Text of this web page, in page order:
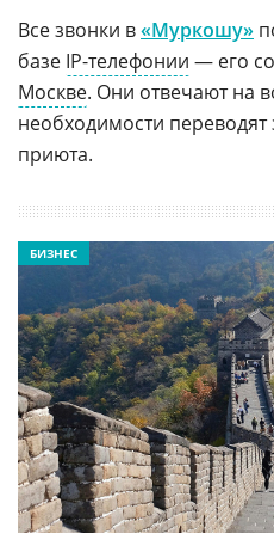
Все звонки в«Муркошу»
базе IP-телефонии — его
Москве. Они отвечают на
необходимости переводят
приюта.
БИЗНЕС